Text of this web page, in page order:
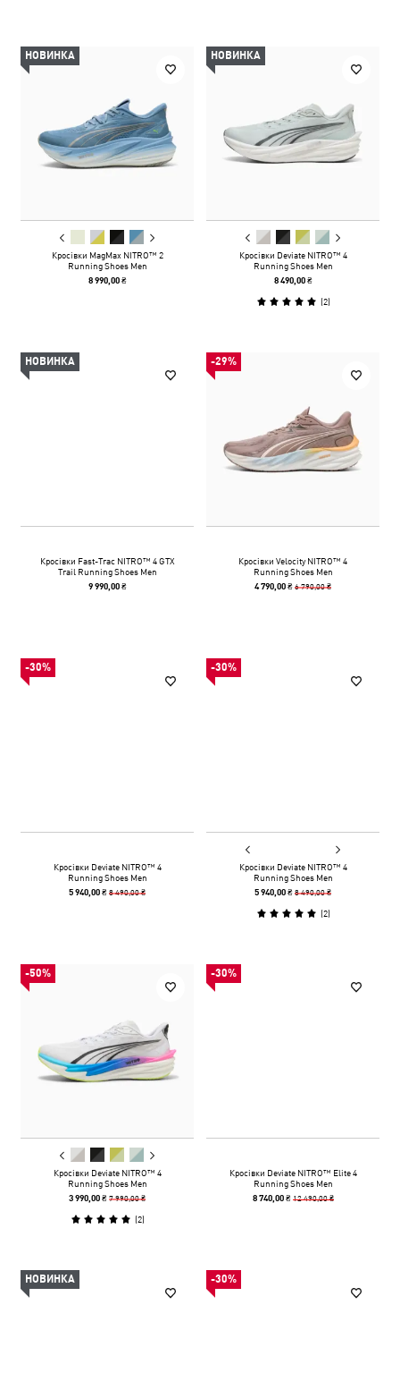
НОВИНКА
Кросівки MagMax NITRO™ 2
Running Shoes Men
8 990,00 ₴
НОВИНКА
Кросівки Deviate NITRO™ 4
Running Shoes Men
8 490,00 ₴
(2)
НОВИНКА
Кросівки Fast-Trac NITRO™ 4 GTX
Trail Running Shoes Men
9 990,00 ₴
-29%
Кросівки Velocity NITRO™ 4
Running Shoes Men
4 790,00 ₴6 790,00 ₴
-30%
Кросівки Deviate NITRO™ 4
Running Shoes Men
5 940,00 ₴8 490,00 ₴
-30%
Кросівки Deviate NITRO™ 4
Running Shoes Men
5 940,00 ₴8 490,00 ₴
(2)
-50%
Кросівки Deviate NITRO™ 4
Running Shoes Men
3 990,00 ₴7 990,00 ₴
(2)
-30%
Кросівки Deviate NITRO™ Elite 4
Running Shoes Men
8 740,00 ₴ 12 490,00 ₴
НОВИНКА -30%